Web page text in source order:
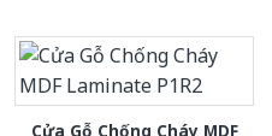
Cửa Gỗ Chống Cháy MDF